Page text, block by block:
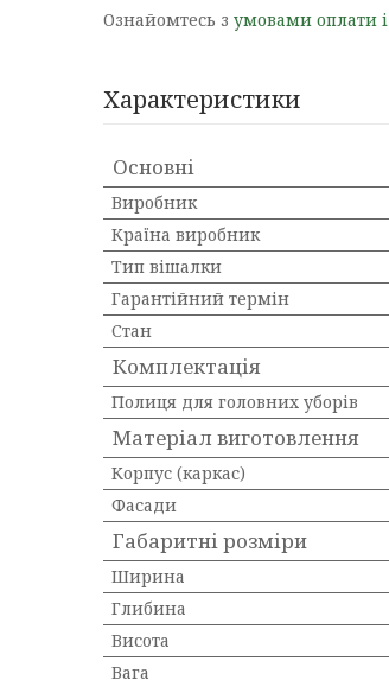
Ознайомтесь з умовами оплати
Характеристики
Основні
Виробник
Країна виробник
Тип вішалки
Гарантійний термін
Стан
Комплектація
Полиця для головних уборів
Матеріал виготовлення
Корпус (каркас)
Фасади
Габаритні розміри
Ширина
Глибина
Висота
Вага